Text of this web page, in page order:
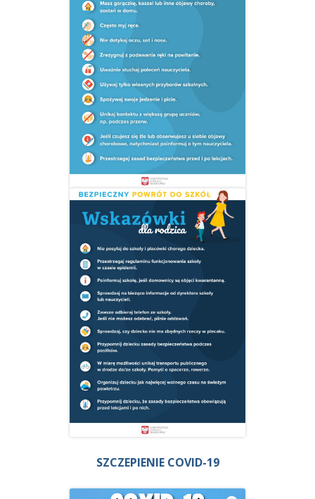
SZCZEPIENIE COVID-19